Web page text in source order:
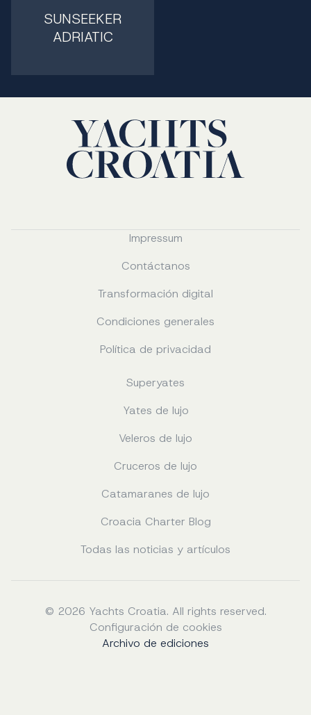
SUNSEEKER
ADRIATIC
Impressum
Contáctanos
Transformación digital
Condiciones generales
Política de privacidad
Superyates
Yates de lujo
Veleros de lujo
Cruceros de lujo
Catamaranes de lujo
Croacia Charter Blog
Todas las noticias y artículos
© 2026 Yachts Croatia. All rights reserved.
Configuración de cookies
Archivo de ediciones